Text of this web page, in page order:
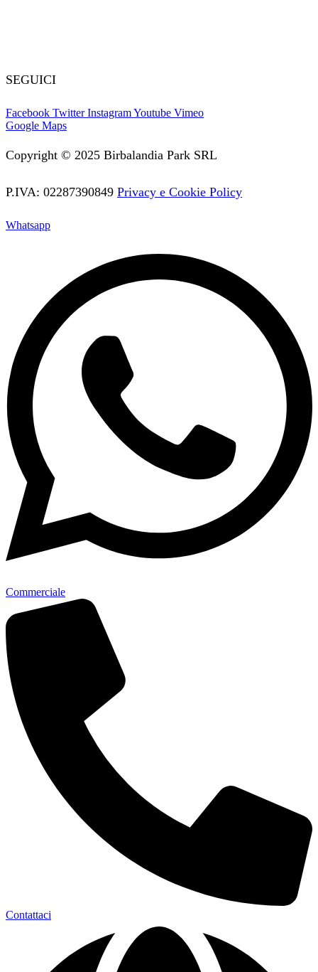
SEGUICI
Facebook Twitter InstagramYoutube Vimeo
Google Maps
Copyright © 2025 Birbalandia Park SRL
P.IVA: 02287390849 Privacy e Cookie Policy
Whatsapp
Commerciale
Contattaci